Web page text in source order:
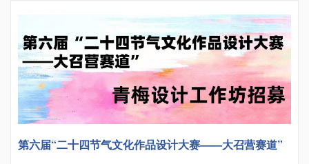
第六届“二十四节气文化作品设计大赛——大召营赛道”